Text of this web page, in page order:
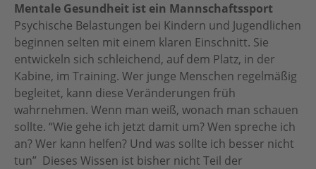
Downloads
Mentale Gesundheit ist ein Mannschaftssport
Psychische Belastungen bei Kindern und Jugendlichen
beginnen selten mit einem klaren Einschnitt. Sie
entwickeln sich schleichend, auf dem Platz, in der
Kabine, im Training. Wer junge Menschen regelmäßig
begleitet, kann diese Veränderungen früh
wahrnehmen. Wenn man weiß, wonach man schauen
sollte. “Wie gehe ich jetzt damit um? Wen spreche ich
an? Wer kann helfen? Und was sollte ich besser nicht
tun” Dieses Wissen ist bisher nicht Teil der